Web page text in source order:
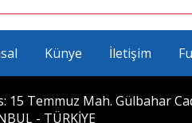
Künye İletişim
15 Temmuz Mah. Gülbahar
- TÜRKİYE